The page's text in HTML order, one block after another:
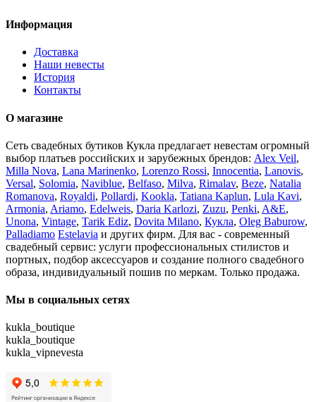
Информация
Доставка
Наши невесты
История
Контакты
О магазине
Сеть свадебных бутиков Кукла предлагает невестам огромный
выбор платьев российских и зарубежных брендов: Alex Veil,
Milla Nova, Lana Marinenko, Lorenzo Rossi, Innocentia, Lanovis,
Versal, Solomia, Naviblue, Belfaso, Milva, Rimalav, Beze, Natalia
Romanova, Royaldi, Pollardi, Kookla, Tatiana Kaplun, Lula Kavi,
Armonia, Ariamo, Edelweis, Daria Karlozi, Zuzu, Penki, A&Е,
Unona, Vintage, Tarik Ediz, Dovita Milano, Кукла, Oleg Baburow,
Palladiamo Estelavia и других фирм. Для вас - современный
свадебный сервис: услуги профессиональных стилистов и
портных, подбор аксессуаров и создание полного свадебного
образа, индивидуальный пошив по меркам. Только продажа.
Мы в социальных сетях
kukla_boutique
kukla_boutique
kukla_vipnevesta